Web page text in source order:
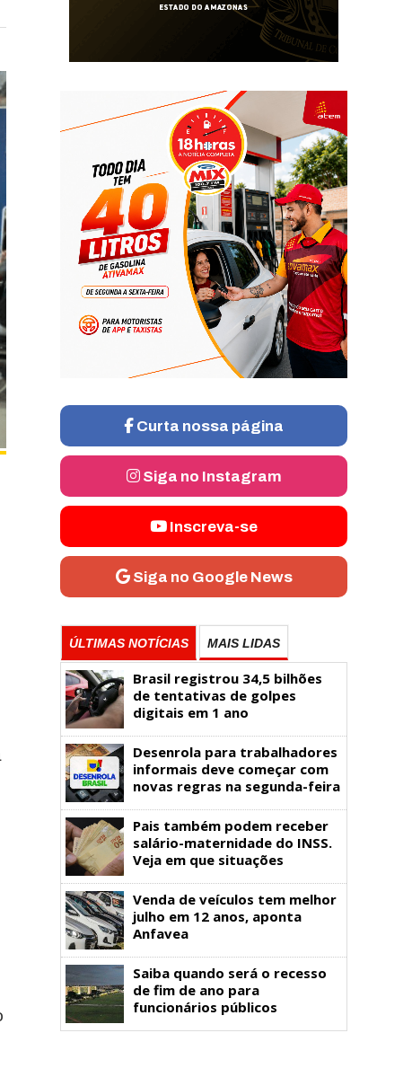
Curta nossa página
Siga no Instagram
Inscreva-se
Siga no Google News
ÚLTIMAS NOTÍCIAS MAIS LIDAS
Brasil registrou 34,5 bilhões
de tentativas de golpes
digitais em 1 ano
Desenrola para trabalhadores
informais deve começar com
novas regras na segunda-feira
Pais também podem receber
salário-maternidade do INSS.
Veja em que situações
Venda de veículos tem melhor
julho em 12 anos, aponta
Anfavea
Saiba quando será o recesso
de fim de ano para
funcionários públicos